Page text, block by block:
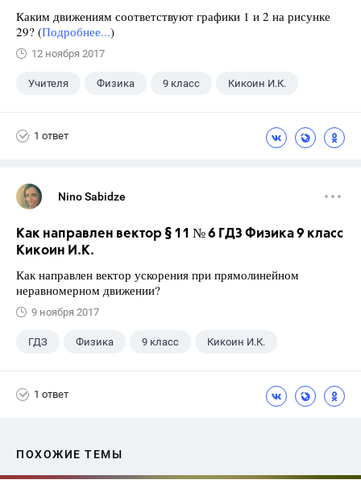
Каким движениям соответствуют графики 1 и 2 на рисунке
29? (Подробнее...)
12 ноября 2017
Учителя Физика 9 класс Кикоин И.К.
1 ответ
Nino Sabidze
Как направлен вектор § 11 № 6 ГДЗ Физика 9 класс
Кикоин И.К.
Как направлен вектор ускорения при прямолинейном
неравномерном движении?
9 ноября 2017
ГДЗ Физика 9 класс Кикоин И.К.
1 ответ
ПОХОЖИЕ ТЕМЫ